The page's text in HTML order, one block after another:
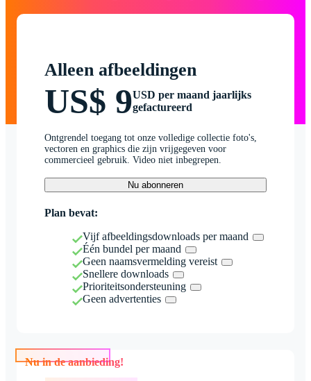
Alleen afbeeldingen
US$ 9USD per maand jaarlijks
gefactureerd
Ontgrendel toegang tot onze volledige collectie foto's,
vectoren en graphics die zijn vrijgegeven voor
commercieel gebruik. Video niet inbegrepen.
Nu abonneren
Plan bevat:
Vijf afbeeldingsdownloads per maand
Één bundel per maand
Geen naamsvermelding vereist
Snellere downloads
Prioriteitsondersteuning
Geen advertenties
Nu in de aanbieding!